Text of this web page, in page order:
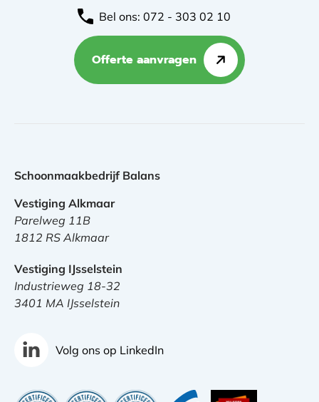
Bel ons: 072 - 303 02 10
Offerte aanvragen
Schoonmaakbedrijf Balans
Vestiging Alkmaar
Parelweg 11B
1812 RS Alkmaar
Vestiging IJsselstein
Industrieweg 18-32
3401 MA IJsselstein
Volg ons op LinkedIn